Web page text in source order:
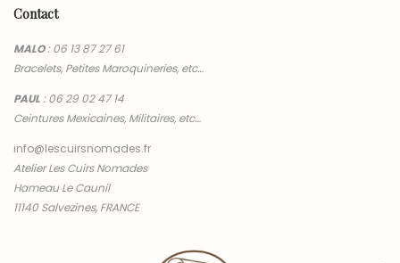
Contact
MALO:06 13 87 27 61
Bracelets, Petites Maroquineries, etc…
PAUL:06 29 02 47 14
Ceintures Mexicaines, Militaires, etc…
info@lescuirsnomades.fr
Atelier Les Cuirs Nomades
Hameau Le Caunil
11140 Salvezines, FRANCE